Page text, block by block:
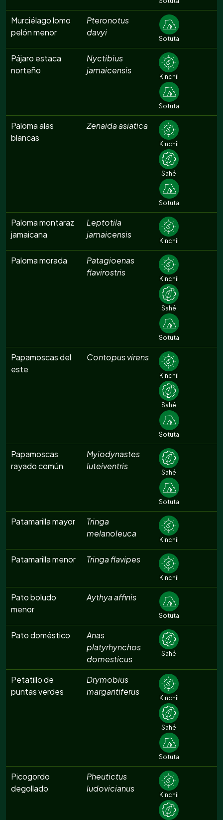
Murciélago lomo
pelón menor
Pteronotus
davyi
Sotuta
Pájaro estaca
norteño
Nyctibius
jamaicensis
Kinchil
Sotuta
Paloma alas
blancas
Zenaida asiatica
Kinchil
Sahé
Sotuta
Paloma montaraz
jamaicana
Leptotila
jamaicensis
Kinchil
Paloma morada
Patagioenas
flavirostris
Kinchil
Sahé
Sotuta
Papamoscas del
este
Contopus virens
Kinchil
Sahé
Sotuta
Papamoscas
rayado común
Myiodynastes
luteiventris
Sahé
Sotuta
Patamarilla mayor
Tringa
melanoleuca
Kinchil
Patamarilla menor Tringa flavipes
Kinchil
Pato boludo
menor
Aythya affinis
Sotuta
Pato doméstico
Anas
platyrhynchos
domesticus
Sahé
Petatillo de
puntas verdes
Drymobius
margaritiferus
Kinchil
Sahé
Sotuta
Picogordo
degollado
Pheutictus
ludovicianus
Kinchil